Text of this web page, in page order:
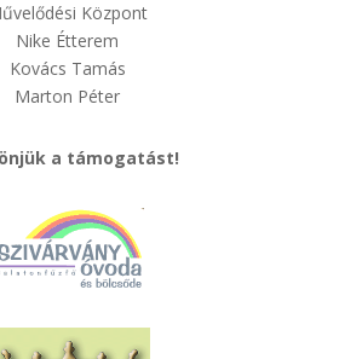
Központ
Nike Étterem
Kovács Tamás
Marton Péter
a támogatást!